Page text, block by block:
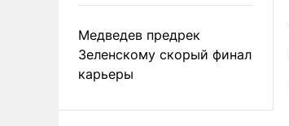
Медведев предрек
Зеленскому скорый финал
карьеры